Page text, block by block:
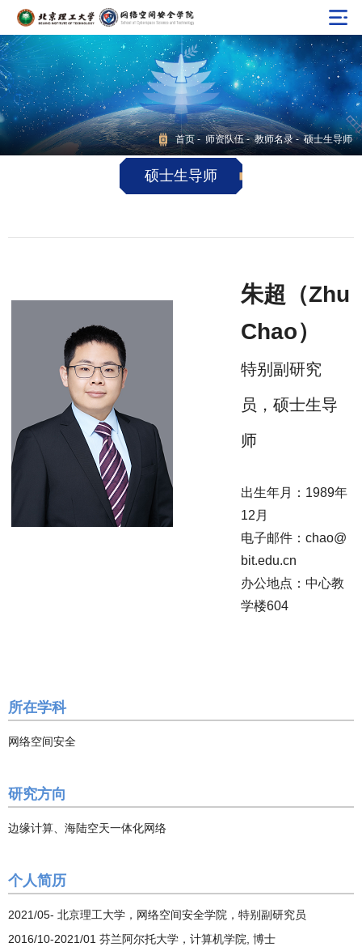
首页- 师资队伍-教师名录- 硕士生导师
硕士生导师
朱超（Zhu
Chao）
特别副研究
员，硕士生导
师
出生年月：1989年
12月
电子邮件：chao@
bit.edu.cn
办公地点：中心教
学楼604
所在学科
网络空间安全
研究方向
边缘计算、海陆空天一体化网络
个人简历
2021/05- 北京理工大学，网络空间安全学院，特别副研究员
2016/10-2021/01 芬兰阿尔托大学，计算机学院, 博士